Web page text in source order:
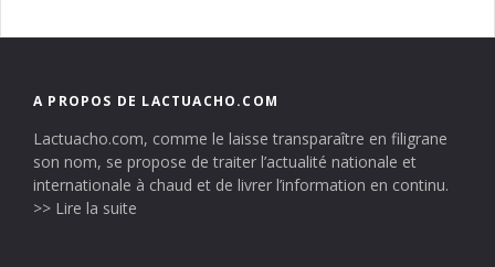
A PROPOS DE LACTUACHO.COM
Lactuacho.com, comme le laisse transparaître en filigrane
son nom, se propose de traiter l’actualité nationale et
internationale à chaud et de livrer l’information en continu.
>> Lire la suite